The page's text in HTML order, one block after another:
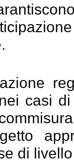
casi
di